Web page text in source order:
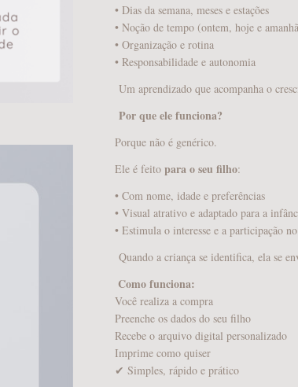
ALMOFADA
R$98,00
• Dias da semana, meses e estações
• Noção de tempo (ontem, hoje e
• Organização e rotina
• Responsabilidade e autonomia
Um aprendizado que acompanha o
Por que ele funciona?
Porque não é genérico.
Ele é feito para o seu filho:
• Com nome, idade e preferências
• Visual atrativo e adaptado para a
• Estimula o interesse e a participação
Quando a criança se identifica, ela se
Como funciona:
Você realiza a compra
Preenche os dados do seu filho
Recebe o arquivo digital personalizado
Imprime como quiser
✔ Simples, rápido e prático